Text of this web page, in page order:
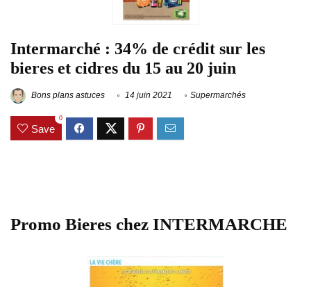
Intermarché : 34% de crédit sur les
bieres et cidres du 15 au 20 juin
Bons plans astuces 14 juin 2021 Supermarchés
Save
0
Promo Bieres chez INTERMARCHE